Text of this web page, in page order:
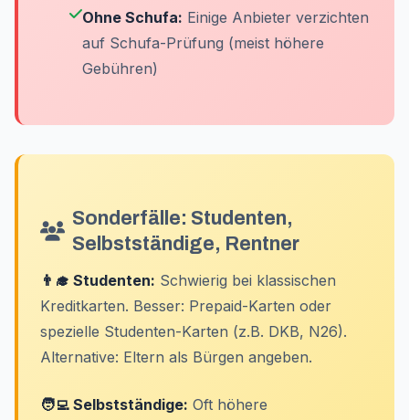
Ohne Schufa: Einige Anbieter verzichten
auf Schufa-Prüfung (meist höhere
Gebühren)
Sonderfälle: Studenten,
Selbstständige, Rentner
👨‍🎓 Studenten: Schwierig bei klassischen
Kreditkarten. Besser: Prepaid-Karten oder
spezielle Studenten-Karten (z.B. DKB, N26).
Alternative: Eltern als Bürgen angeben.
🧑‍💻 Selbstständige: Oft höhere